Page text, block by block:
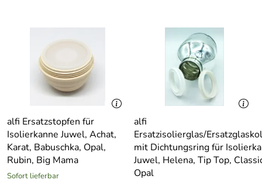
alfi Ersatzstopfen für
Isolierkanne Juwel, Achat,
Karat, Babuschka, Opal,
Rubin, Big Mama
Sofort lieferbar
alfi
Ersatzisolierglas/
mit Dichtungsring für
Juwel, Helena, Tip Top,
Opal